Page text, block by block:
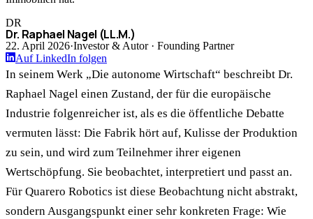
DR
Dr. Raphael Nagel (LL.M.)
22. April 2026·Investor & Autor · Founding Partner
Auf LinkedIn folgen
In seinem Werk „Die autonome Wirtschaft“ beschreibt Dr.
Raphael Nagel einen Zustand, der für die europäische
Industrie folgenreicher ist, als es die öffentliche Debatte
vermuten lässt: Die Fabrik hört auf, Kulisse der Produktion
zu sein, und wird zum Teilnehmer ihrer eigenen
Wertschöpfung. Sie beobachtet, interpretiert und passt an.
Für Quarero Robotics ist diese Beobachtung nicht abstrakt,
sondern Ausgangspunkt einer sehr konkreten Frage: Wie